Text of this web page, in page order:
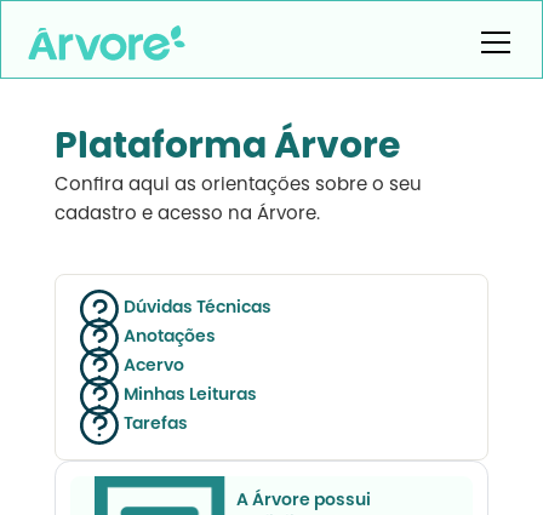
Plataforma Árvore
Confira aqui as orientações sobre o seu
cadastro e acesso na Árvore.
Dúvidas Técnicas
Anotações
Acervo
Minhas Leituras
Tarefas
A Árvore possui